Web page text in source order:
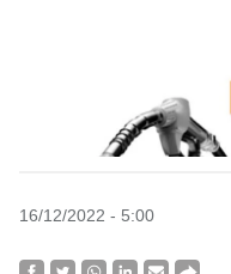
16/12/2022 - 5:00